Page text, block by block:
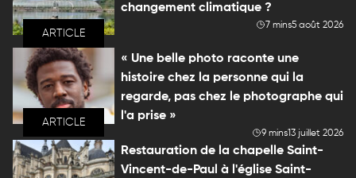
ARTICLE
changement climatique ?
7 mins5 août 2026
ARTICLE
« Une belle photo raconte une
histoire chez la personne qui la
regarde, pas chez le photographe qui
l'a prise »
9 mins13 juillet 2026
Restauration de la chapelle Saint-
Vincent-de-Paul à l'église Saint-